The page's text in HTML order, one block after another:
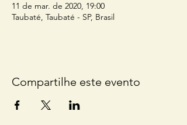
11 de mar. de 2020, 19:00
Taubaté, Taubaté - SP, Brasil
Compartilhe este evento